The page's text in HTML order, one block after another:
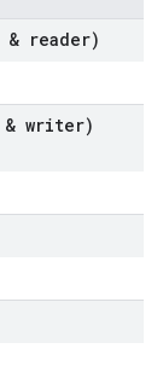
& reader)
& writer)